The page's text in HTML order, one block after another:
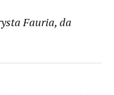
Fauria, da